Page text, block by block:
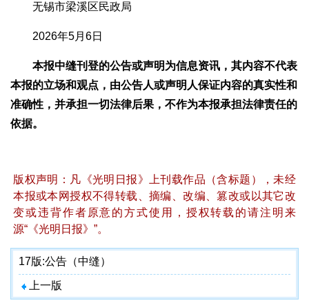
无锡市梁溪区民政局
2026年5月6日
本报中缝刊登的公告或声明为信息资讯，其内容不代表
本报的立场和观点，由公告人或声明人保证内容的真实性和
准确性，并承担一切法律后果，不作为本报承担法律责任的
依据。
版权声明：凡《光明日报》上刊载作品（含标题），未经
本报或本网授权不得转载、摘编、改编、篡改或以其它改
变或违背作者原意的方式使用，授权转载的请注明来
源“《光明日报》”。
17版:公告（中缝）
上一版